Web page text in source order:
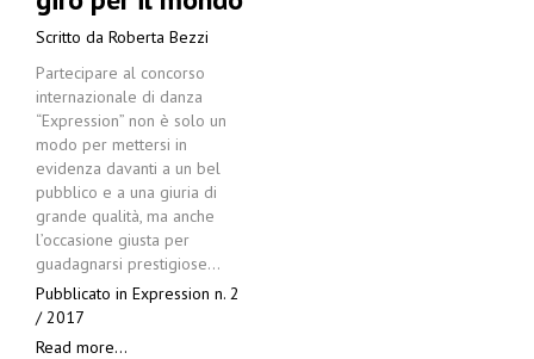
Scritto da Roberta Bezzi
Partecipare al concorso
internazionale di danza
“Expression” non è solo un
modo per mettersi in
evidenza davanti a un bel
pubblico e a una giuria di
grande qualità, ma anche
l’occasione giusta per
guadagnarsi prestigiose…
Pubblicato in Expression n. 2
/ 2017
Read more...